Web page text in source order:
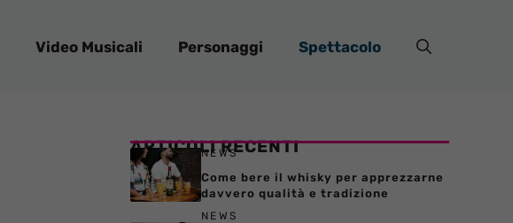
Video Musicali Personaggi Spettacolo
ARTICOLI RECENTI
NEWS
Come bere il whisky per apprezzarne
davvero qualità e tradizione
NEWS